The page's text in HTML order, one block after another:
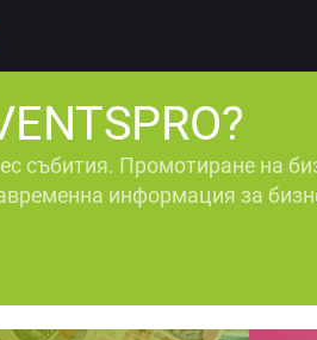
събития. Промотиране на
информация за